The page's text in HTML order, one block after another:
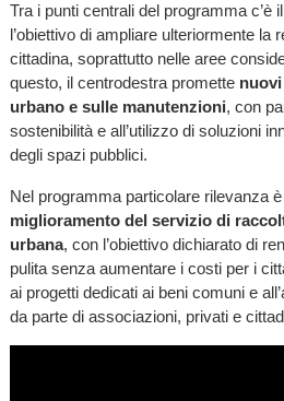
Tra i punti centrali del programma c’è
l’obiettivo di ampliare ulteriormente la
cittadina, soprattutto nelle aree
questo, il centrodestra promettenuovi
urbano e sulle manutenzioni, con
sostenibilità e all’utilizzo di soluzioni
degli spazi pubblici.
Nel programma particolare rilevanza
miglioramento del servizio di
urbana, con l’obiettivo dichiarato di
pulita senza aumentare i costi per i
ai progetti dedicati ai beni comuni e
da parte di associazioni, privati e